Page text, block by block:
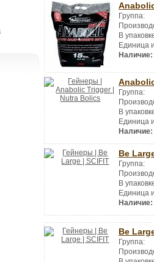
Группа:
В
Единица
Наличие:
Группа:
В
Единица
Наличие:
Be
Группа:
В
Единица
Наличие:
Be
Группа: